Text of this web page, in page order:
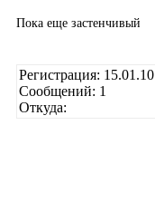
Пока еще застенчивый
Регистрация: 15.01.10
Сообщений: 1
Откуда: